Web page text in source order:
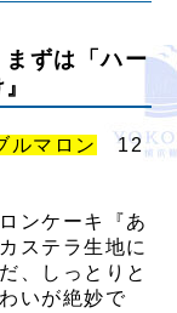
ずは「ハー
ルマロン
12
ンケーキ『あ
ステラ生地に
、しっとりと
いが絶妙で